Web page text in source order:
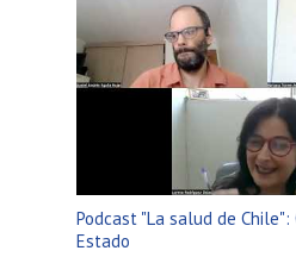
Podcast "La salud de Chile":
Estado